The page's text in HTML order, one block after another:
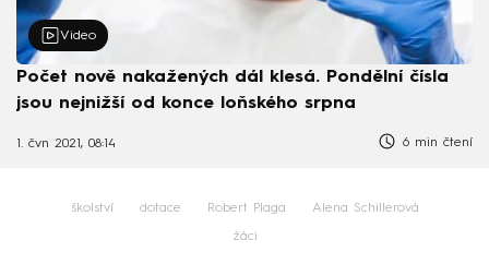
Video
Počet nově nakažených dál klesá. Pondělní čísla
jsou nejnižší od konce loňského srpna
1. čvn 2021, 08:14 6 min čtení
školství dotace Robert Plaga Alena Schillerová
žáci